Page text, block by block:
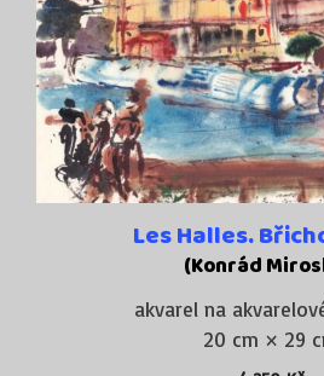
Les Halles.
(Konrád
akvarel na
20 cm × 29